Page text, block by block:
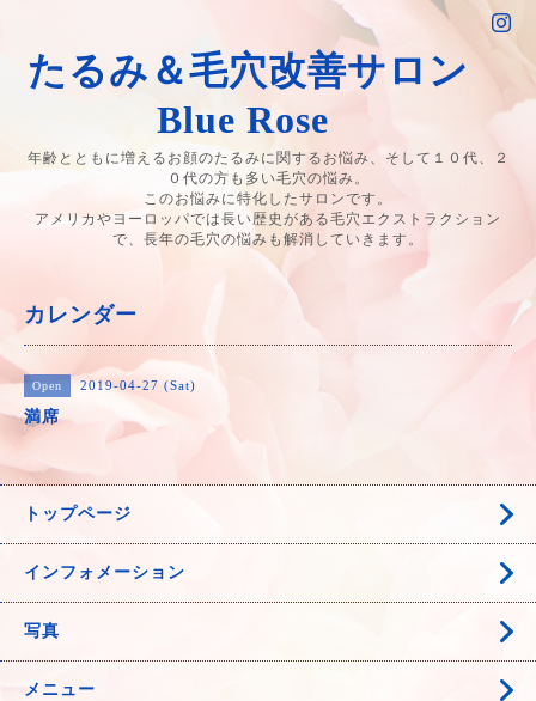
たるみ＆毛穴改善サロン
Blue Rose
年齢とともに増えるお顔のたるみに関するお悩み、そして１０代、２
０代の方も多い毛穴の悩み。
このお悩みに特化したサロンです。
アメリカやヨーロッパでは長い歴史がある毛穴エクストラクション
で、長年の毛穴の悩みも解消していきます。
カレンダー
Open 2019-04-27 (Sat)
満席
トップページ
インフォメーション
写真
メニュー